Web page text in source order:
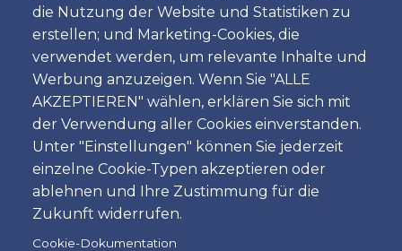
die Nutzung der Website und Statistiken zu
erstellen; und Marketing-Cookies, die
verwendet werden, um relevante Inhalte und
Werbung anzuzeigen. Wenn Sie "ALLE
AKZEPTIEREN" wählen, erklären Sie sich mit
der Verwendung aller Cookies einverstanden.
Unter "Einstellungen" können Sie jederzeit
einzelne Cookie-Typen akzeptieren oder
ablehnen und Ihre Zustimmung für die
Zukunft widerrufen.
Cookie-Dokumentation
Passengers Vehicle
Automatik Kompaktkombi5 Passagieren & 5 Taschen2
Passagieren & 1 Koffer & 4 Golftaschen